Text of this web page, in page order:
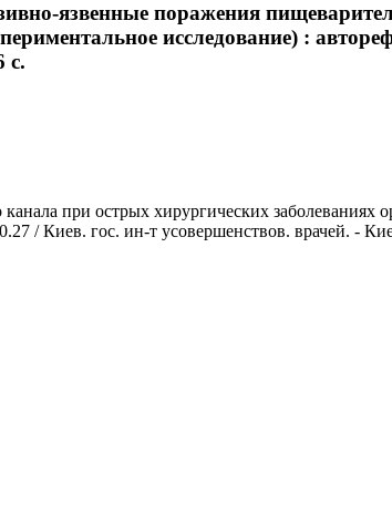
язвенные поражения
исследование) :
с.
при острых хирургических
/ Киев. гос. ин-т усовершенствов. врачей. -